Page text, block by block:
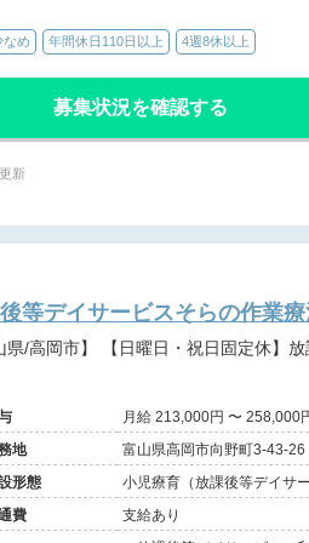
なめ 年間休日110日以上 4週8休以上
募集状況を確認する
新
等デイサービスそらの作業
日固定休】放課後等デイサービス。法人内リハビリスタッフ在籍あり＠高
月給 213,000円 〜
地
富山県高岡市向野町3-43-26
形態
小児療育（放課後等デイサー
費
支給あり